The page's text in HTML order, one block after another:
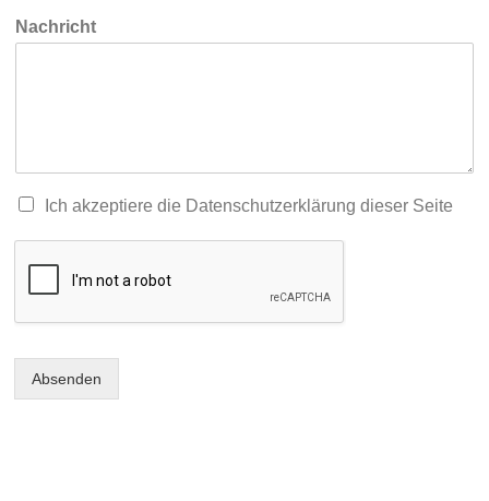
Nachricht
Ich akzeptiere die Datenschutzerklärung dieser Seite
Absenden